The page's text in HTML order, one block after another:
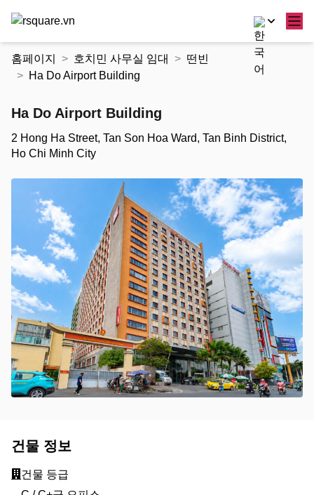
홈페이지 호치민 사무실 임대
떤빈
Ha Do Airport Building
Ha Do Airport Building
2 Hong Ha Street, Tan Son Hoa Ward, Tan Binh District,
Ho Chi Minh City
건물 정보
건물 등급